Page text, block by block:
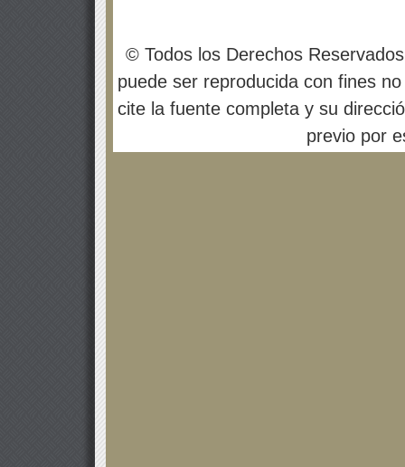
© Todos los Derechos
puede ser reproducida con fines
cite la fuente completa y su
previo por